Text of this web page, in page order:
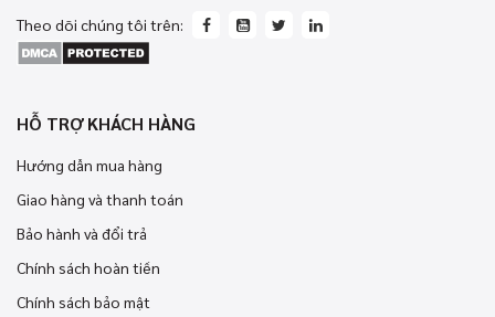
Theo dõi chúng tôi trên:
HỖ TRỢ KHÁCH HÀNG
Hướng dẫn mua hàng
Giao hàng và thanh toán
Bảo hành và đổi trả
Chính sách hoàn tiền
Chính sách bảo mật